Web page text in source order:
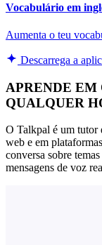
Vocabulário em
Aumenta o teu
Descarrega a
APRENDE
QUALQUER
O Talkpal é um tutor
web e em
conversa sobre
mensagens de voz